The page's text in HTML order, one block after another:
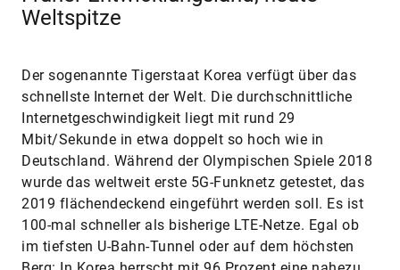
Weltspitze
Der sogenannte Tigerstaat Korea verfügt über das
schnellste Internet der Welt. Die durchschnittliche
Internetgeschwindigkeit liegt mit rund 29
Mbit/Sekunde in etwa doppelt so hoch wie in
Deutschland. Während der Olympischen Spiele 2018
wurde das weltweit erste 5G-Funknetz getestet, das
2019 flächendeckend eingeführt werden soll. Es ist
100-mal schneller als bisherige LTE-Netze. Egal ob
im tiefsten U-Bahn-Tunnel oder auf dem höchsten